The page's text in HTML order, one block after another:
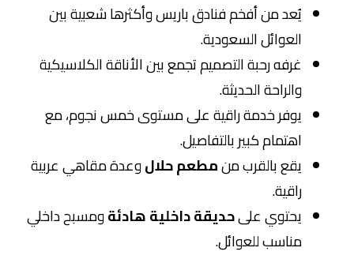
يُعد من أفخم فنادق باريس وأكثرها شعبية بين
العوائل السعودية.
غرفه رحبة التصميم تجمع بين الأناقة الكلاسيكية
والراحة الحديثة.
يوفر خدمة راقية على مستوى خمس نجوم، مع
اهتمام كبير بالتفاصيل.
يقع بالقرب منمطعم حلالوعدة مقاهي عربية
راقية.
يحتوي علىحديقة داخلية هادئةومسبح داخلي
مناسب للعوائل.